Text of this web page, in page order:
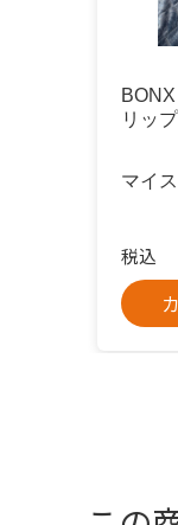
リッ
マイ
税込